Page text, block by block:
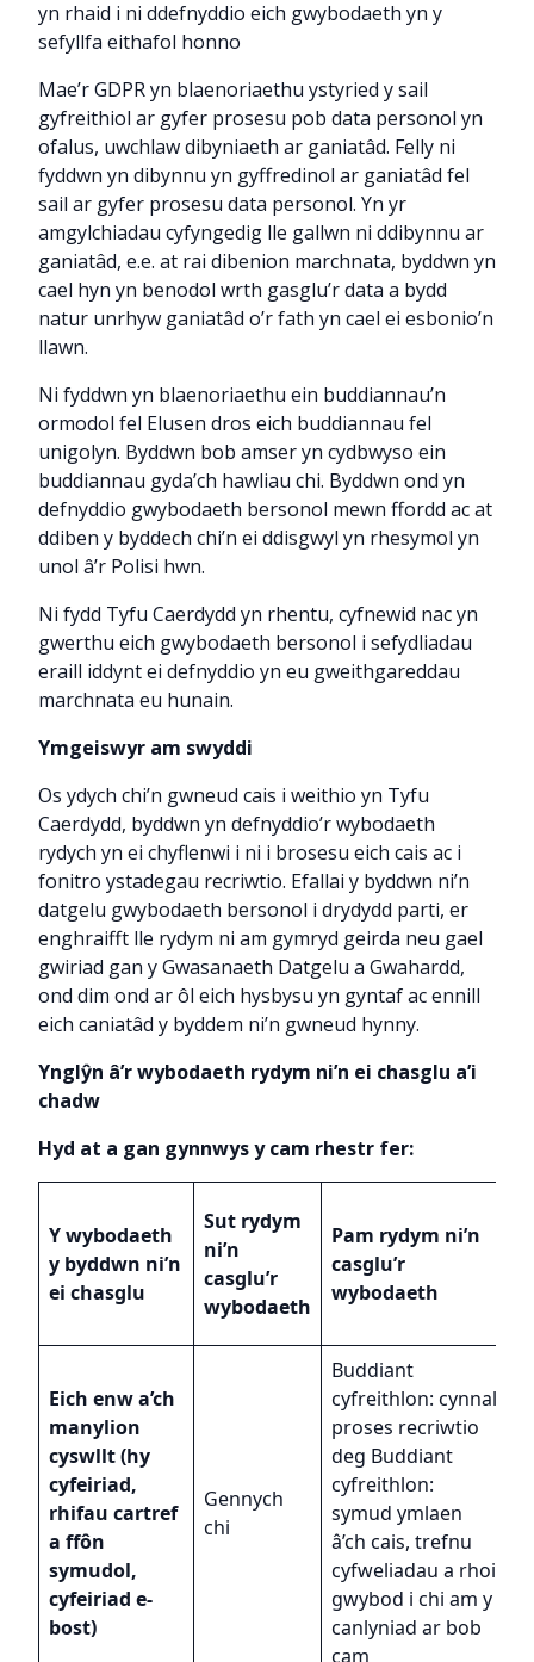
yn rhaid i ni ddefnyddio eich gwybodaeth yn y
sefyllfa eithafol honno
Mae’r GDPR yn blaenoriaethu ystyried y sail
gyfreithiol ar gyfer prosesu pob data personol yn
ofalus, uwchlaw dibyniaeth ar ganiatâd. Felly ni
fyddwn yn dibynnu yn gyffredinol ar ganiatâd fel
sail ar gyfer prosesu data personol. Yn yr
amgylchiadau cyfyngedig lle gallwn ni ddibynnu ar
ganiatâd, e.e. at rai dibenion marchnata, byddwn yn
cael hyn yn benodol wrth gasglu’r data a bydd
natur unrhyw ganiatâd o’r fath yn cael ei esbonio’n
llawn.
Ni fyddwn yn blaenoriaethu ein buddiannau’n
ormodol fel Elusen dros eich buddiannau fel
unigolyn. Byddwn bob amser yn cydbwyso ein
buddiannau gyda’ch hawliau chi. Byddwn ond yn
defnyddio gwybodaeth bersonol mewn ffordd ac at
ddiben y byddech chi’n ei ddisgwyl yn rhesymol yn
unol â’r Polisi hwn.
Ni fydd Tyfu Caerdydd yn rhentu, cyfnewid nac yn
gwerthu eich gwybodaeth bersonol i sefydliadau
eraill iddynt ei defnyddio yn eu gweithgareddau
marchnata eu hunain.
Ymgeiswyr am swyddi
Os ydych chi’n gwneud cais i weithio yn Tyfu
Caerdydd, byddwn yn defnyddio’r wybodaeth
rydych yn ei chyflenwi i ni i brosesu eich cais ac i
fonitro ystadegau recriwtio. Efallai y byddwn ni’n
datgelu gwybodaeth bersonol i drydydd parti, er
enghraifft lle rydym ni am gymryd geirda neu gael
gwiriad gan y Gwasanaeth Datgelu a Gwahardd,
ond dim ond ar ôl eich hysbysu yn gyntaf ac ennill
eich caniatâd y byddem ni’n gwneud hynny.
Ynglŷn â’r wybodaeth rydym ni’n ei chasglu a’i
chadw
Hyd at a gan gynnwys y cam rhestr fer:
Y wybodaeth
y byddwn ni’n
ei chasglu
Sut rydym
ni’n
casglu’r
wybodaeth
Pam rydym ni’n
casglu’r
wybodaeth
Eich enw a’ch
manylion
cyswllt (hy
cyfeiriad,
rhifau cartref
a ffôn
symudol,
cyfeiriad e-
bost)
Gennych
chi
Buddiant
cyfreithlon: cynnal
proses recriwtio
deg Buddiant
cyfreithlon:
symud ymlaen
â’ch cais, trefnu
cyfweliadau a rhoi
gwybod i chi am y
canlyniad ar bob
cam